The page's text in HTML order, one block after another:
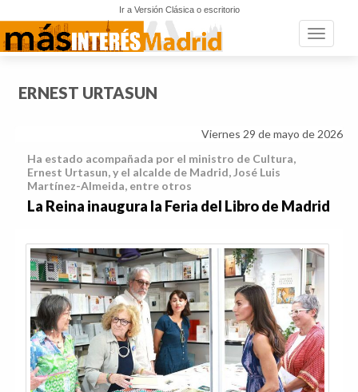
Ir a Versión Clásica o escritorio
Toggle
ERNEST URTASUN
Viernes 29 de mayo de 2026
Ha estado acompañada por el ministro de Cultura,
Ernest Urtasun, y el alcalde de Madrid, José Luis
Martínez-Almeida, entre otros
La Reina inaugura la Feria del Libro de Madrid